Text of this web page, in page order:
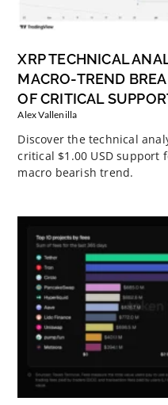
XRP TECHNICAL
MACRO-TREND
OF CRITICAL
Alex Vallenilla
Discover the technical
critical $1.00 USD support
macro bearish trend.